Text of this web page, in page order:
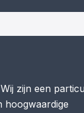
zijn een
hoogwaardige